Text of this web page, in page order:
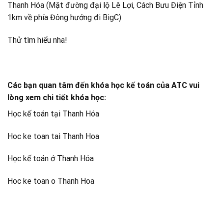
Thanh Hóa (Mặt đường đại lộ Lê Lợi, Cách Bưu Điện Tỉnh
1km về phía Đông hướng đi BigC)
Thử tìm hiểu nha!
Các bạn quan tâm đến khóa học kế toán của ATC vui
lòng xem chi tiết khóa học:
Học kế toán tại Thanh Hóa
Hoc ke toan tai Thanh Hoa
Học kế toán ở Thanh Hóa
Hoc ke toan o Thanh Hoa